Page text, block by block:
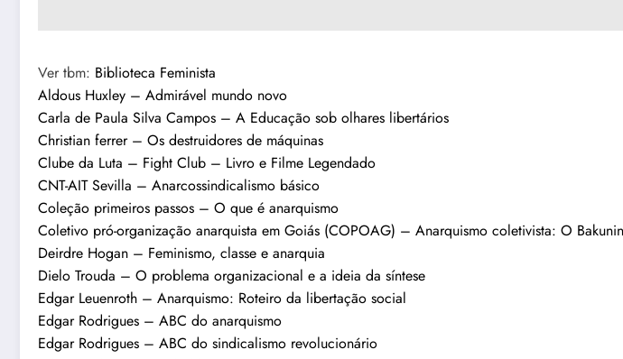
Ver tbm: Biblioteca Feminista
Aldous Huxley – Admirável mundo novo
Carla de Paula Silva Campos – A Educação sob olhares libertários
Christian ferrer – Os destruidores de máquinas
Clube da Luta – Fight Club – Livro e Filme Legendado
CNT-AIT Sevilla – Anarcossindicalismo básico
Coleção primeiros passos – O que é anarquismo
Coletivo pró-organização anarquista em Goiás (COPOAG) – Anarquismo coletivista: O
Deirdre Hogan – Feminismo, classe e anarquia
Dielo Trouda – O problema organizacional e a ideia da síntese
Edgar Leuenroth – Anarquismo: Roteiro da libertação social
Edgar Rodrigues – ABC do anarquismo
Edgar Rodrigues – ABC do sindicalismo revolucionário